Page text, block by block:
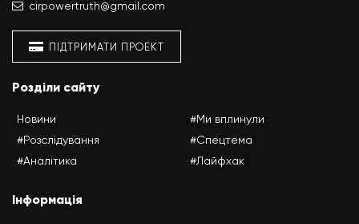
cirpowertruth@gmail.com
ПІДТРИМАТИ ПРОЕКТ
Розділи сайту
Новини
#Розслідування
#Аналітика
#Ми вплинули
#Спецтема
#Лайфхак
Інформація